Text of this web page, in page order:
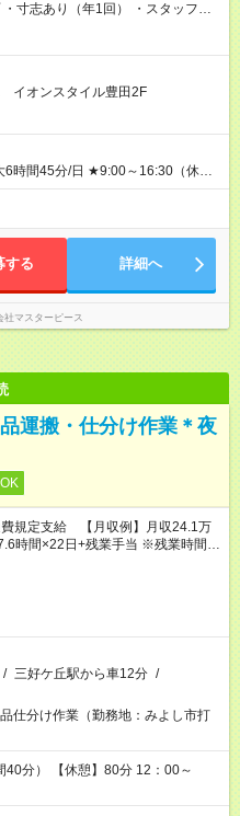
長さ：2ヶ月 雇用形態、給与は本
イオンスタイル豊田2F
6時間45分/日 ★9:00～16:30（休憩
していただきます。 また、レッス
ご相談ください！
する 詳細へ
社マスターピース
運搬・仕分け作業＊夜
規定支給 【月収例】月収24.1万
時間×22日+残業手当 ※残業時間、
/ 三好ケ丘駅から車12分 /
仕分け作業（勤務地：みよし市打
12：00～